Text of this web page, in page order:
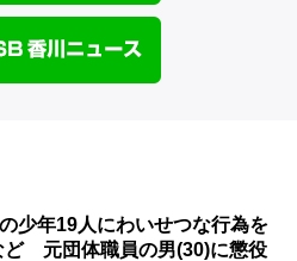
少年19人にわいせつな行為を
ど 元団体職員の男(30)に懲役